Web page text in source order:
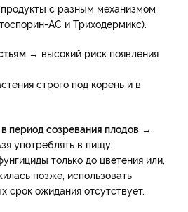
продукты с разным механизмом
АС и Триходермикс).
→ высокий риск появления
строго под корень и в
период созревания плодов →
употреблять в пищу.
только до цветения или,
позже, использовать
срок ожидания отсутствует.